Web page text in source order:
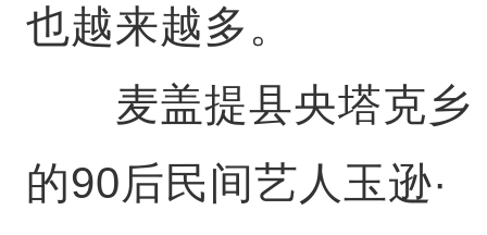
也越来越多。
麦盖提县央塔克乡
的90后民间艺人玉逊·